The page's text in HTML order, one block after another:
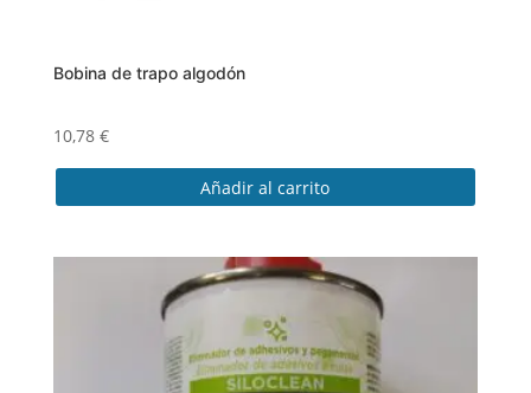
Bobina de trapo algodón
10,78 €
Añadir al carrito